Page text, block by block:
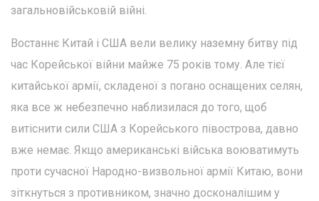
загальновійськовій війні.
Востаннє Китай і США вели велику наземну битву під
час Корейської війни майже 75 років тому. Але тієї
китайської армії, складеної з погано оснащених селян,
яка все ж небезпечно наблизилася до того, щоб
витіснити сили США з Корейського півострова, давно
вже немає. Якщо американські війська воюватимуть
проти сучасної Народно-визвольної армії Китаю, вони
зіткнуться з противником, значно досконалішим у